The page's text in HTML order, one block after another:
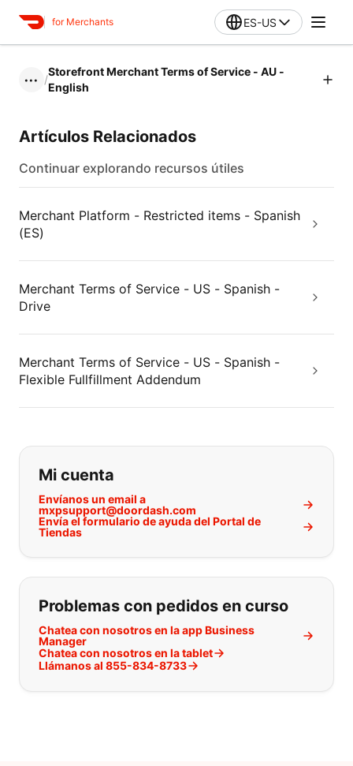
for Merchants ES-US
••• /
Storefront Merchant Terms of Service - AU -
English
Artículos Relacionados
Continuar explorando recursos útiles
Merchant Platform - Restricted items - Spanish
(ES)
Merchant Terms of Service - US - Spanish -
Drive
Merchant Terms of Service - US - Spanish -
Flexible Fullfillment Addendum
Si no puede encontrar lo que está
Mi cuenta
Envíanos un email a
mxpsupport@doordash.com
Envía el formulario de ayuda del Portal de
Tiendas
Problemas con pedidos en curso
Chatea con nosotros en la app Business
Manager
Chatea con nosotros en la tablet
Llámanos al 855-834-8733